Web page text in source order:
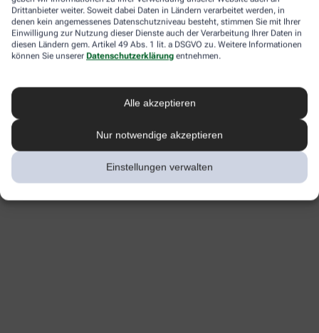
Drittanbieter weiter. Soweit dabei Daten in Ländern verarbeitet werden, in
denen kein angemessenes Datenschutzniveau besteht, stimmen Sie mit Ihrer
Einwilligung zur Nutzung dieser Dienste auch der Verarbeitung Ihrer Daten in
diesen Ländern gem. Artikel 49 Abs. 1 lit. a DSGVO zu. Weitere Informationen
können Sie unserer Datenschutzerklärung entnehmen.
Alle akzeptieren
Nur notwendige akzeptieren
Einstellungen verwalten